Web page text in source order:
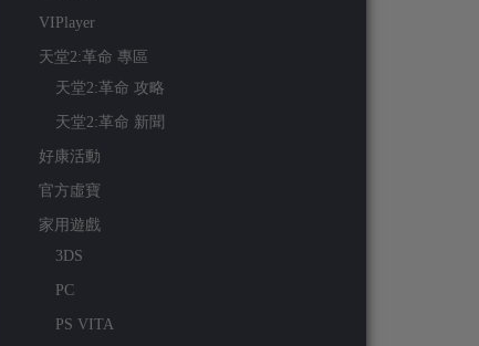
VIPlayer
天堂2:革命 專區
天堂2:革命 攻略
天堂2:革命 新聞
好康活動
官方虛寶
家用遊戲
3DS
PC
PS VITA